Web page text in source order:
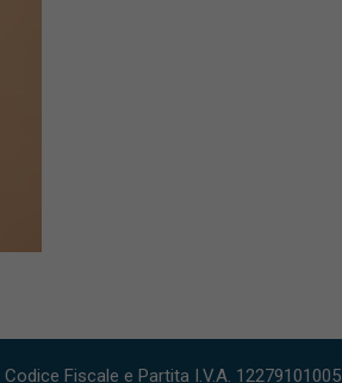
Fiscale e Partita I.V.A. 12279101005